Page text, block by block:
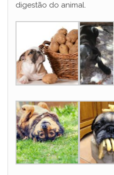
digestão do animal.